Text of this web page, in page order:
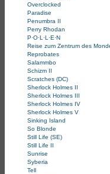
Overclocked
Paradise
Penumbra II
Perry Rhodan
P·O·L·L·E·N
Reise zum Zentrum des
Reprobates
Salammbo
Schizm II
Scratches (DC)
Sherlock Holmes II
Sherlock Holmes III
Sherlock Holmes IV
Sherlock Holmes V
Sinking Island
So Blonde
Still Life (SE)
Still Life II
Sunrise
Syberia
Tell